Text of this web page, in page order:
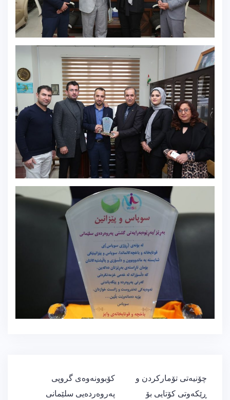
ڕێدۆزیی
بابەت
كۆبوونەوەی گروپی
پەروەردەیی سلێمانی
چۆنیەتی تۆمارکردن و
ڕێکەوتی کۆتایی بۆ